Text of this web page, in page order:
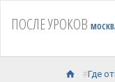
ПОСЛЕ УРОКОВ
Где